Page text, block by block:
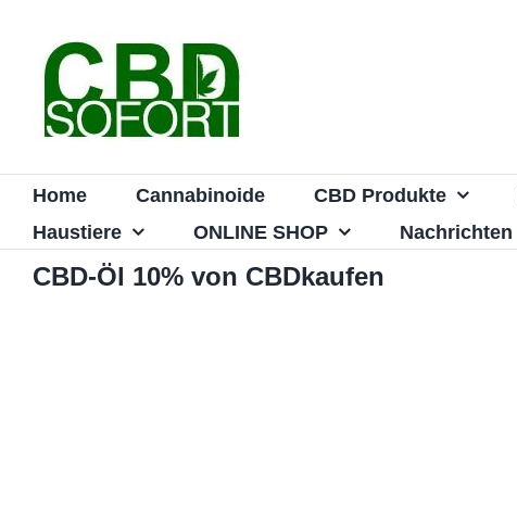
springen
Home Cannabinoide CBD Produkte
Haustiere
ONLINE SHOP Nachrichten
CBD-Öl 10% von CBDkaufen